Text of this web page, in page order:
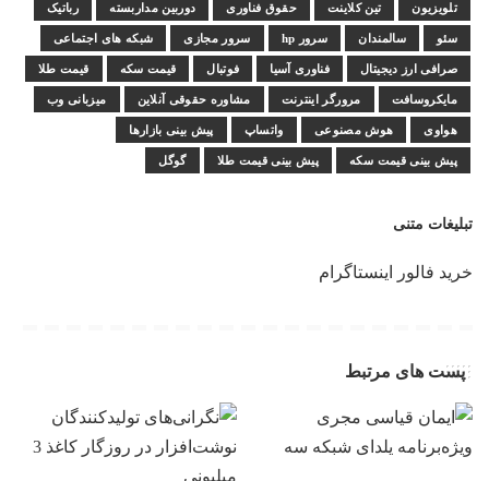
تلویزیون تین کلاینت حقوق فناوری دوربین مداربسته رباتیک
سئو سالمندان سرور hp سرور مجازی شبکه های اجتماعی
صرافی ارز دیجیتال فناوری آسیا فوتبال قیمت سکه قیمت طلا
مایکروسافت مرورگر اینترنت مشاوره حقوقی آنلاین میزبانی وب
هواوی هوش مصنوعی واتساپ پیش بینی بازارها
پیش بینی قیمت سکه پیش بینی قیمت طلا گوگل
تبلیغات متنی
خرید فالور اینستاگرام
پست های مرتبط